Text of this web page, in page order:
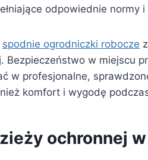
odpowiednie normy
spodnie ogrodniczki robocze
Bezpieczeństwo w miejscu
w profesjonalne,
komfort i wygodę
ochronnej